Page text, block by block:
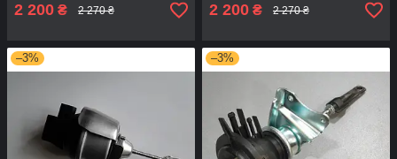
2 200 ₴ 2 270 ₴ 2 200 ₴ 2 270 ₴
–3% –3%